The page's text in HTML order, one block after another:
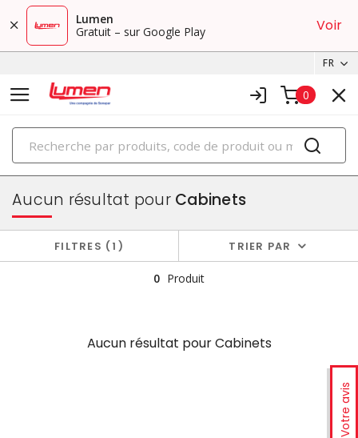
Lumen
Gratuit – sur Google Play
Voir
FR
0
PRODUITS
boîtiers et cabinets
Votre avis
Aucun résultat pourCabinets
FILTRES 1 TRIER PAR
0 Produit
Aucun résultat pourCabinets